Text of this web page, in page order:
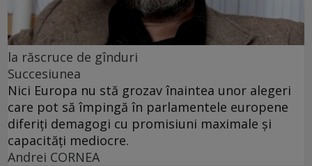
la răscruce de gînduri
Succesiunea
Nici Europa nu stă grozav înaintea unor alegeri
care pot să împingă în parlamentele europene
diferiți demagogi cu promisiuni maximale și
capacități mediocre.
Andrei CORNEA